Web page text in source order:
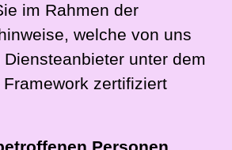
im Rahmen der
welche von uns
unter dem
zertifiziert